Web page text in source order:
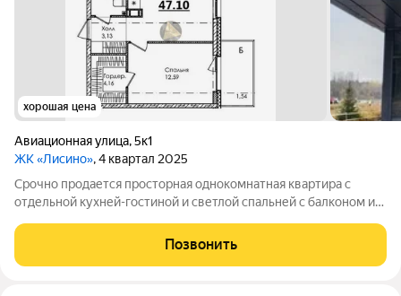
хорошая цена
Авиационная улица,5к1
ЖК «Лисино», 4 квартал 2025
Срочно продается просторная однокомнатная квартира с
отдельной кухней-гостиной и светлой спальней с балконом и
комплекс с развитой инфраструктурой в престижном
Курортном районе Санкт-Петербурга!
Позвонить